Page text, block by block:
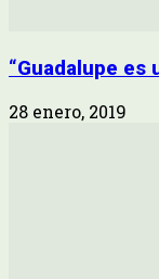
“Guadalupe es
28 enero, 2019